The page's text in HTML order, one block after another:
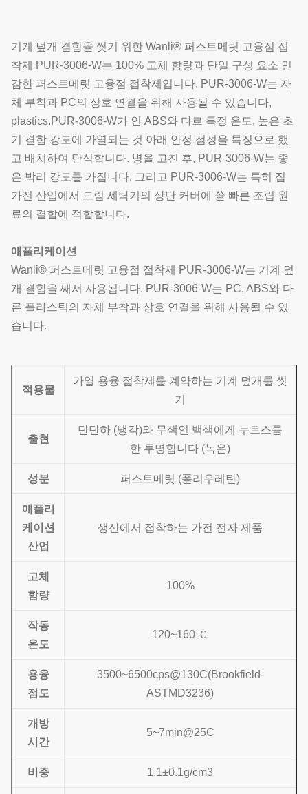
기계 덮개 결합을 씻기 위한 Wanli® 퍼스트메릿 고융점 접
착제 PUR-3006-W는 100% 고체 함량과 단일 구성 요소 민
감한 퍼스트메릿 고융점 접착제입니다. PUR-3006-W는 자
체 부착과 PC의 상호 연결을 위해 사용될 수 있습니다,
plastics.PUR-3006-W가 인 ABS와 다르 특정 온도, 높은 초
기 결합 강도에 가열되는 것 아래 안정 점성을 특징으로 했
고 배치하여 단식합니다. 병을 고친 후, PUR-3006-W는 좋
은 박리 강도를 가집니다. 그리고 PUR-3006-W는 특히 집
가전 산업에서 드럼 세탁기의 상단 커버에 쓸 빠른 조립 원
료의 결합에 적합합니다.
애플리케이션
Wanli® 퍼스트메릿 고융점 접착제 PUR-3006-W는 기계 덮
개 결합을 쌔서 사용됩니다. PUR-3006-W는 PC, ABS와 다
른 플라스틱의 자체 부착과 상호 연결을 위해 사용될 수 있
습니다.
적용물
가열 용융 접착제를 계약하는 기계 덮개를 씻
기
출현
단단하 (냉각)와 무색인 백색에게 누르스름
한 투명합니다 (녹은)
성분 퍼스트메릿 (폴리우레탄)
애플리
케이션
산업
생산에서 접착하는 가전 전자 제품
고체
함량
100%
작동
온도
120~160 Ｃ
용융
점도
3500~6500cps@130C(Brookfield-
ASTMD3236)
개방
시간
5~7min@25C
비중 1.1±0.1g/cm3